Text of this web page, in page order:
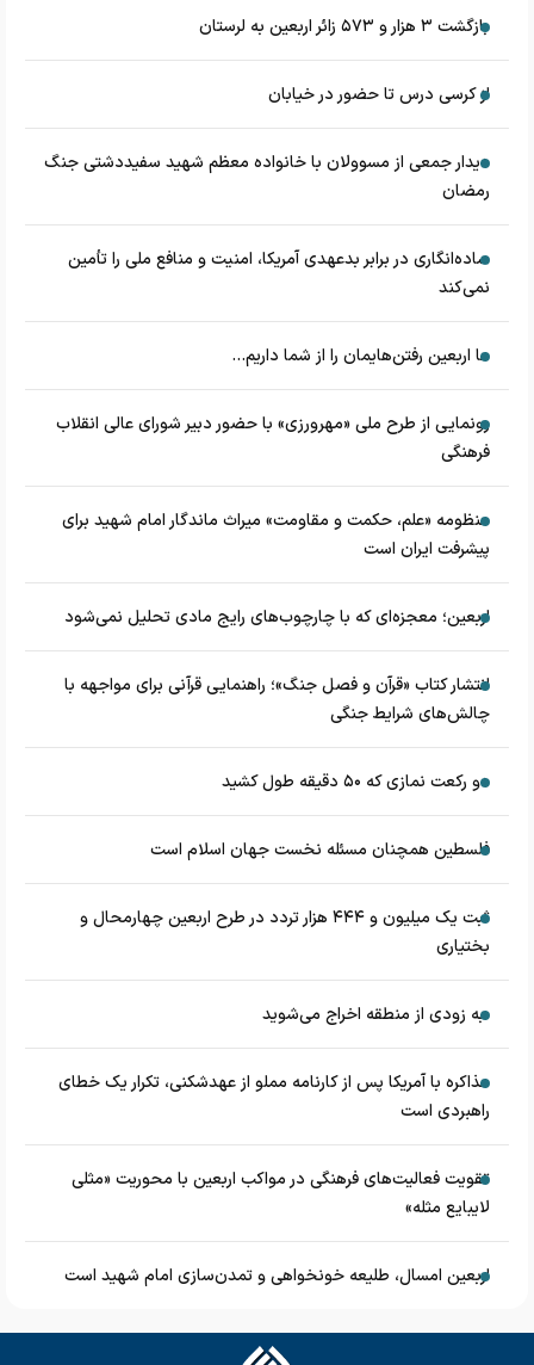
بازگشت ۳ هزار و ۵۷۳ زائر اربعین به لرستان
از کرسی درس تا حضور در خیابان
دیدار جمعی از مسوولان با خانواده معظم شهید سفیددشتی جنگ
رمضان
ساده‌انگاری در برابر بدعهدی آمریکا، امنیت و منافع ملی را تأمین
نمی‌کند
ما اربعین رفتن‌هایمان را از شما داریم...
رونمایی از طرح ملی «مهرورزی» با حضور دبیر شورای عالی انقلاب
فرهنگی
منظومه «علم، حکمت و مقاومت» میراث ماندگار امام شهید برای
پیشرفت ایران است
اربعین؛ معجزه‌ای که با چارچوب‌های رایج مادی تحلیل نمی‌شود
انتشار کتاب «قرآن و فصل جنگ»؛ راهنمایی قرآنی برای مواجهه با
چالش‌های شرایط جنگی
دو رکعت نمازی که ۵۰ دقیقه طول کشید
فلسطین همچنان مسئله نخست جهان اسلام است
ثبت یک میلیون و ۴۴۴ هزار تردد در طرح اربعین چهارمحال و
بختیاری
به زودی از منطقه اخراج می‌شوید
مذاکره با آمریکا پس از کارنامه مملو از عهدشکنی، تکرار یک خطای
راهبردی است
تقویت فعالیت‌های فرهنگی در مواکب اربعین با محوریت «مثلی
لایبایع مثله»
اربعین امسال، طلیعه خونخواهی و تمدن‌سازی امام شهید است